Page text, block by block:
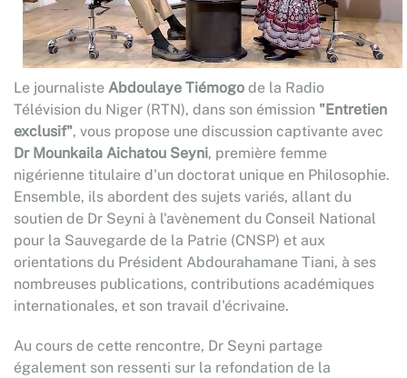
Le journaliste Abdoulaye Tiémogo de la Radio
Télévision du Niger (RTN), dans son émission "Entretien
exclusif", vous propose une discussion captivante avec
Dr Mounkaila Aichatou Seyni, première femme
nigérienne titulaire d'un doctorat unique en Philosophie.
Ensemble, ils abordent des sujets variés, allant du
soutien de Dr Seyni à l'avènement du Conseil National
pour la Sauvegarde de la Patrie (CNSP) et aux
orientations du Président Abdourahamane Tiani, à ses
nombreuses publications, contributions académiques
internationales, et son travail d'écrivaine.
Au cours de cette rencontre, Dr Seyni partage
également son ressenti sur la refondation de la